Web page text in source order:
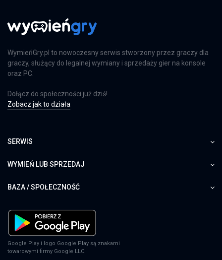
WymieńGry.pl to nowoczesny serwis stworzony przez graczy dla
graczy, służący do legalnej wymiany i sprzedaży gier na konsole
oraz PC.
Dołącz do społeczności już dziś!
Zobacz jak to działa
SERWIS
WYMIEŃ LUB SPRZEDAJ
BAZA / SPOŁECZNOŚĆ
Google Play i logo Google Play są znakami
towarowymi firmy Google LLC.